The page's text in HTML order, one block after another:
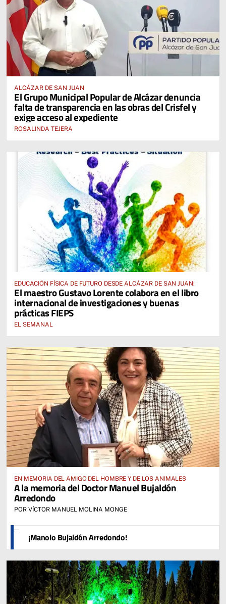
ALCÁZAR DE SAN JUAN
El Grupo Municipal Popular de Alcázar denuncia
falta de transparencia en las obras del Crisfel y
exige acceso al expediente
ROSALINDA TEJERA
EDUCACIÓN FÍSICA DE FUTURO DESDE ALCÁZAR DE SAN JUAN:
El maestro Gustavo Lorente colabora en el libro
internacional de investigaciones y buenas
prácticas FIEPS
EL SEMANAL
EN MEMORIA DEL AMIGO DEL HOMBRE Y DE LOS ANIMALES
A la memoria del Doctor Manuel Bujaldón
Arredondo
POR VÍCTOR MANUEL MOLINA MONGE
¡Manolo Bujaldón Arredondo!